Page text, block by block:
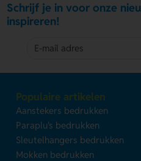
Schrijf je in voor onze
inspireren!
Populaire artikelen
Aanstekers bedrukken
Paraplu's bedrukken
Sleutelhangers bedrukken
Mokken bedrukken